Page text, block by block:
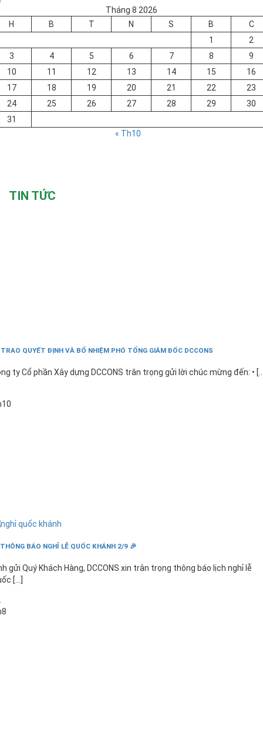
Tháng 8 2026
H
B T N S B
C
1
2
3
4 5 6 7 8
9
10
11 12 13 14 15
16
17
18 19 20 21 22
23
24
25 26 27 28 29
30
31
« Th10
TIN TỨC
TRAO QUYẾT ĐỊNH VÀ BỔ NHIỆM PHÓ TỔNG GIÁM ĐỐC DCCONS
ty Cổ phần Xây dựng DCCONS trân trọng gửi lời chúc mừng đến: •
BÁO NGHỈ LỄ QUỐC KHÁNH 2/9 🎉
gửi Quý Khách Hàng, DCCONS xin trân trọng thông báo lịch nghỉ lễ
[...]